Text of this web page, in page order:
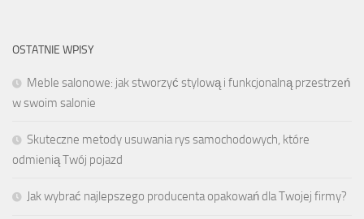
OSTATNIE WPISY
Meble salonowe: jak stworzyć stylową i funkcjonalną przestrzeń
w swoim salonie
Skuteczne metody usuwania rys samochodowych, które
odmienią Twój pojazd
Jak wybrać najlepszego producenta opakowań dla Twojej firmy?